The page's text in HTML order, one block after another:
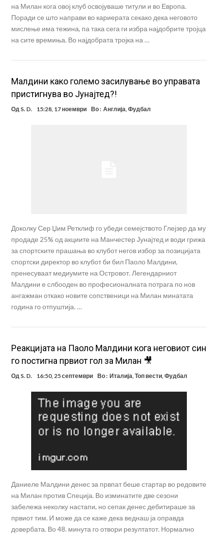
на Милан кога овој клуб освојуваше титули и во Европа.
Поради се што направи во кариерата секако дека неговото
мислење има тежина, па така сега ги избра најдобрите тројца
на сите времиња. Во најдобрата тројка на …
Малдини како големо засилување во управата
пристигнува во Јунајтед?!
Од S. D. 15:28, 17 ноември Во : Англија,Фудбал
Доколку Сер Џим Ретклиф го убеди семејството Глејзер да му
продаде 25% од акциите на Манчестер Јунајтед и води грижа
за спортските прашања во клубот негов избор за позицијата
спортски директор во клубот би бил Паоло Малдини,
пренесуваат медиумите на Островот. Легендарниот
Малдини е слбооден во професионалната потрага по нов
ангажман откако новите сопственици на Милан минатата
година го отпуштија. …
Реакцијата на Паоло Малдини кога неговиот син
го постигна првиот гол за Милан 🎥
Од S. D. 16:50, 25 септември Во : Италија,Топ вести,Фудбал
Даниеле Малдини денес за првпат беше стартар во редовите
на Милан против Специја. Во изминатите две сезони
забележа неколку настапи, но сепак денес дебитираше за
првиот тим. И може да се каже дека веднаш ја оправда
довербата. Во 48. минута го отвори резултатот. Нормално